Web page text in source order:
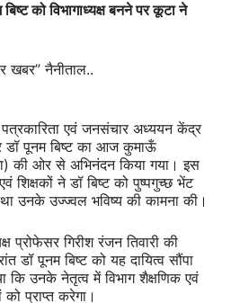
को विभागाध्यक्ष बनने पर कूटा ने
खबर” नैनीताल..
एवं जनसंचार अध्ययन केंद्र
डॉ पूनम बिष्ट का आज कुमाऊँ
की ओर से अभिनंदन किया गया। इस
शिक्षकों ने डॉ बिष्ट को पुष्पगुच्छ भेंट
उनके उज्ज्वल भविष्य की कामना की।
प्रोफेसर गिरीश रंजन तिवारी की
डॉ पूनम बिष्ट को यह दायित्व सौंपा
कि उनके नेतृत्व में विभाग शैक्षणिक एवं
प्राप्त करेगा।